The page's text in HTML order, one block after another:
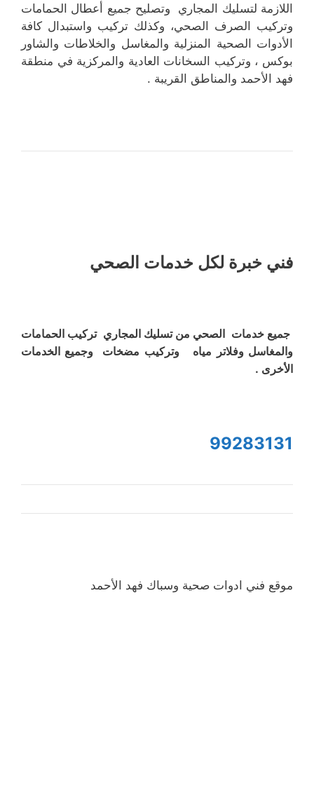
اللازمة لتسليك المجاري وتصليح جميع أعطال الحمامات
وتركيب الصرف الصحي، وكذلك تركيب واستبدال كافة
الأدوات الصحية المنزلية والمغاسل والخلاطات والشاور
بوكس ، وتركيب السخانات العادية والمركزية في منطقة
فهد الأحمد والمناطق القريبة .
فني خبرة لكل خدمات الصحي
جميع خدمات الصحي من تسليك المجاري تركيب الحمامات
والمغاسل وفلاتر مياه وتركيب مضخات وجميع الخدمات
الأخرى .
99283131
موقع فني ادوات صحية وسباك فهد الأحمد